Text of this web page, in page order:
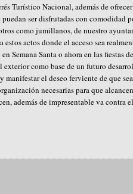
Turístico Nacional, además de
ser disfrutadas con comodidad
como jumillanos, de nuestro
actos donde el acceso sea
Semana Santa o ahora en las fiestas
exterior como base de un futuro
manifestar el deseo ferviente de que
necesarias para que
además de impresentable va contra